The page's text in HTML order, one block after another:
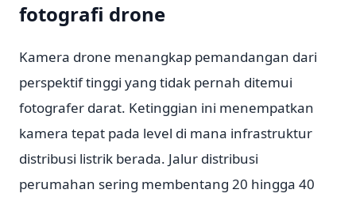
fotografi drone
Kamera drone menangkap pemandangan dari
perspektif tinggi yang tidak pernah ditemui
fotografer darat. Ketinggian ini menempatkan
kamera tepat pada level di mana infrastruktur
distribusi listrik berada. Jalur distribusi
perumahan sering membentang 20 hingga 40